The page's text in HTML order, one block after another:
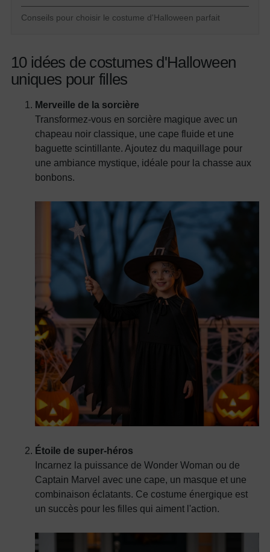
Conseils pour choisir le costume d'Halloween parfait
10 idées de costumes d'Halloween
uniques pour filles
Merveille de la sorcière
Transformez-vous en sorcière magique avec un
chapeau noir classique, une cape fluide et une
baguette scintillante. Ajoutez du maquillage pour
une ambiance mystique, idéale pour la chasse aux
bonbons.
Étoile de super-héros
Incarnez la puissance de Wonder Woman ou de
Captain Marvel avec une cape, un masque et une
combinaison éclatants. Ce costume énergique est
un succès pour les filles qui aiment l'action.